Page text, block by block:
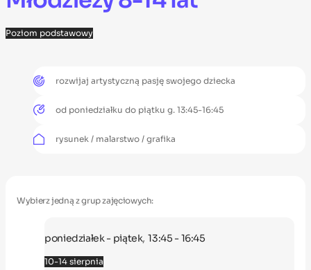
Poziom podstawowy
rozwijaj artystyczną pasję swojego dziecka
od poniedziałku do piątku g. 13:45-16:45
rysunek / malarstwo / grafika
Wybierz jedną z grup zajęciowych:
poniedziałek - piątek,13:45 - 16:45
10-14 sierpnia